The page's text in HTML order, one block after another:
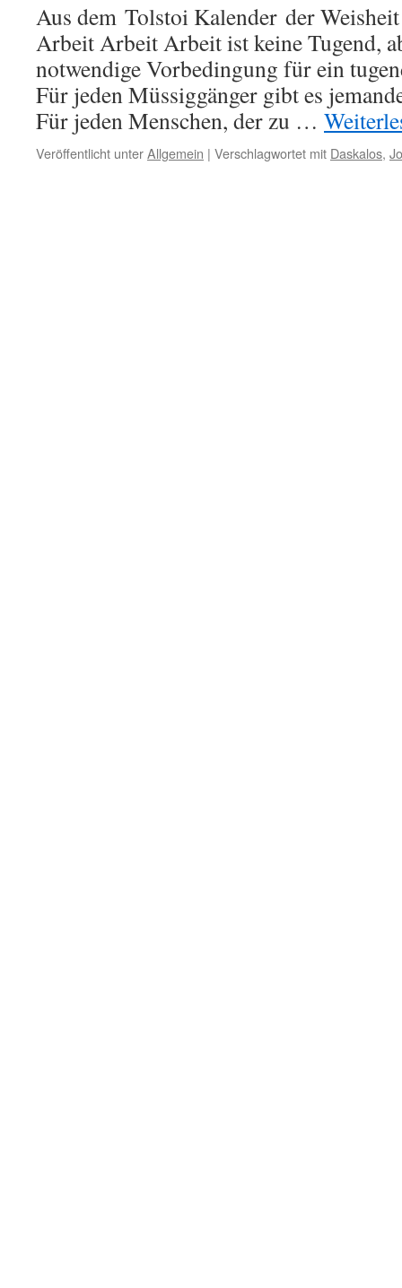
Aus dem Tolstoi Kalender der
Arbeit Arbeit Arbeit ist keine Tugend,
notwendige Vorbedingung für ein
Für jeden Müssiggänger gibt es
Für jeden Menschen, der zu …
Veröffentlicht unterAllgemein | Verschlagwortet mit Daskalos,